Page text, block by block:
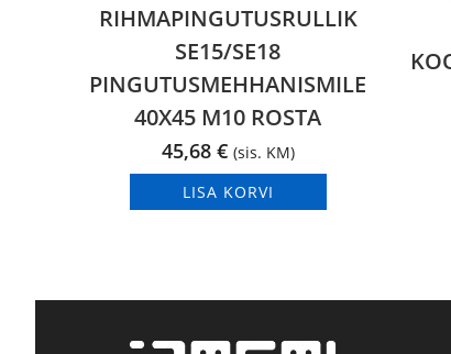
RIHMAPINGUTUSRULLIK
SE15/SE18
PINGUTUSMEHHANISMILE
40X45 M10 ROSTA
45,68 € (sis. KM)
LISA KORVI